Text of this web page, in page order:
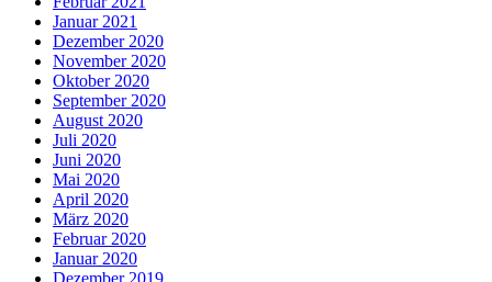
Januar 2021
Dezember 2020
November 2020
Oktober 2020
September 2020
August 2020
Juli 2020
Juni 2020
Mai 2020
April 2020
März 2020
Februar 2020
Januar 2020
Dezember 2019